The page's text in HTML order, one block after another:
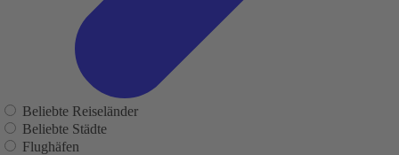
Beliebte Reiseländer
Beliebte Städte
Flughäfen